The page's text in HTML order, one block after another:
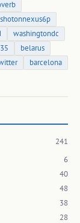
shotonnexus6p
washingtondc
belarus
barcelona
241
6
40
48
38
28